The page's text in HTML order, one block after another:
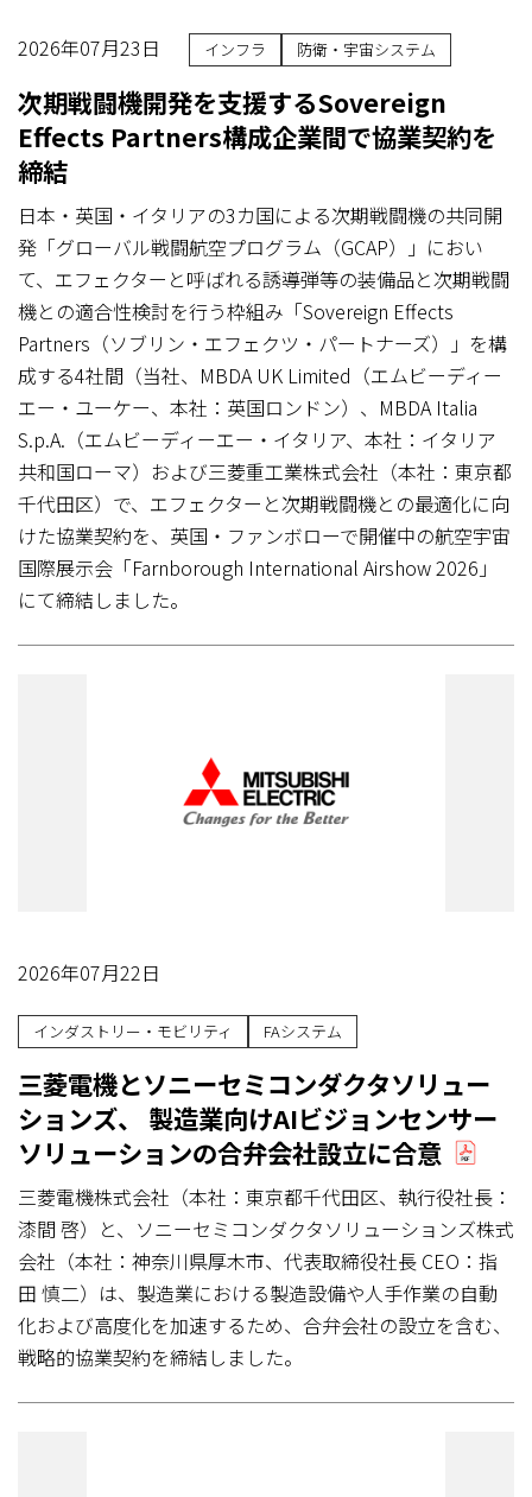
2026年07月23日 インフラ 防衛・宇宙システム
次期戦闘機開発を支援するSovereign
Effects Partners構成企業間で協業契約を
締結
日本・英国・イタリアの3カ国による次期戦闘機の共同開
発「グローバル戦闘航空プログラム（GCAP）」におい
て、エフェクターと呼ばれる誘導弾等の装備品と次期戦闘
機との適合性検討を行う枠組み「Sovereign Effects
Partners（ソブリン・エフェクツ・パートナーズ）」を構
成する4社間（当社、MBDA UK Limited（エムビーディー
エー・ユーケー、本社：英国ロンドン）、MBDA Italia
S.p.A.（エムビーディーエー・イタリア、本社：イタリア
共和国ローマ）および三菱重工業株式会社（本社：東京都
千代田区）で、エフェクターと次期戦闘機との最適化に向
けた協業契約を、英国・ファンボローで開催中の航空宇宙
国際展示会「Farnborough International Airshow 2026」
にて締結しました。
2026年07月22日
インダストリー・モビリティ FAシステム
三菱電機とソニーセミコンダクタソリュー
ションズ、 製造業向けAIビジョンセンサー
ソリューションの合弁会社設立に合意
三菱電機株式会社（本社：東京都千代田区、執行役社長：
漆間 啓）と、ソニーセミコンダクタソリューションズ株式
会社（本社：神奈川県厚木市、代表取締役社長 CEO：指
田 慎二）は、製造業における製造設備や人手作業の自動
化および高度化を加速するため、合弁会社の設立を含む、
戦略的協業契約を締結しました。